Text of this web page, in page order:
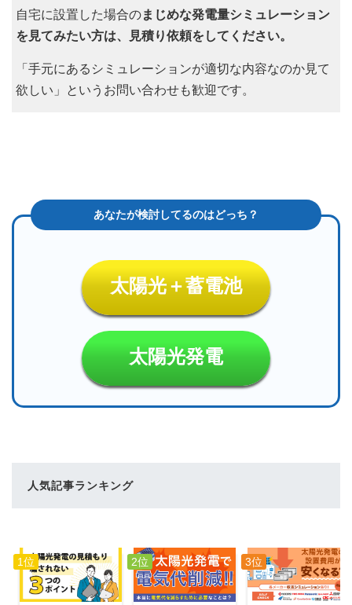
自宅に設置した場合のまじめな発電量シミュレーション
を見てみたい方は、見積り依頼をしてください。
「手元にあるシミュレーションが適切な内容なのか見て
欲しい」というお問い合わせも歓迎です。
太陽光＋蓄電池
太陽光発電
人気記事ランキング
1位 2位 3位